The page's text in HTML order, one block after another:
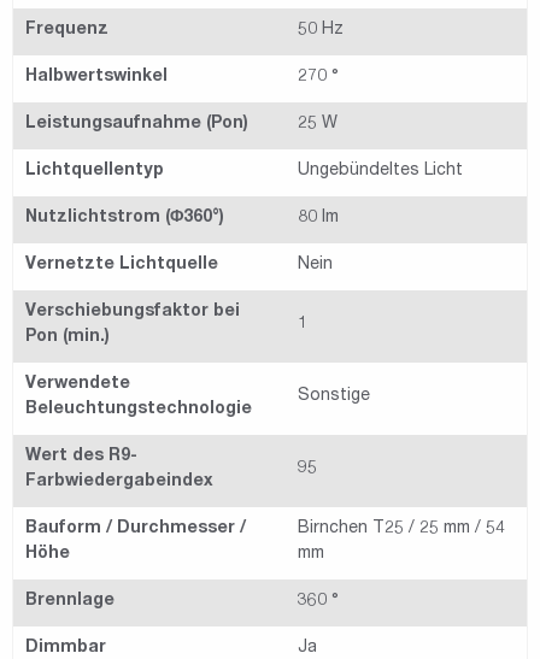
Frequenz 50 Hz
Halbwertswinkel 270 °
Leistungsaufnahme (Pon) 25 W
Lichtquellentyp Ungebündeltes Licht
Nutzlichtstrom (Φ360°) 80 lm
Vernetzte Lichtquelle Nein
Verschiebungsfaktor bei
Pon (min.)
1
Verwendete
Beleuchtungstechnologie
Sonstige
Wert des R9-
Farbwiedergabeindex
95
Bauform / Durchmesser /
Höhe
Birnchen T25 / 25 mm / 54
mm
Brennlage 360 °
Dimmbar Ja